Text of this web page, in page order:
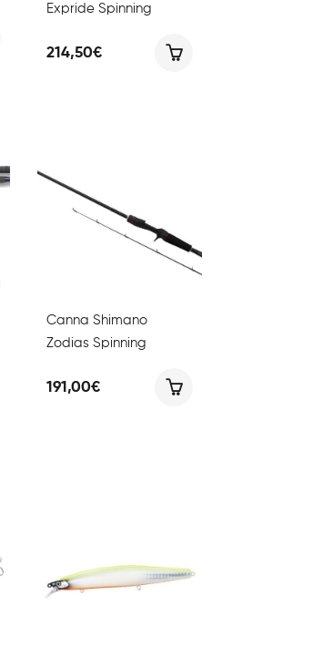
Expride Spinning
214,50€
Canna Shimano
Zodias Spinning
191,00€